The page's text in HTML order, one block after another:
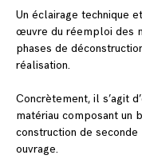
Un éclairage technique
œuvre du réemploi des
phases de
réalisation.
Concrètement, il s’agit
matériau composant un
construction de
ouvrage.